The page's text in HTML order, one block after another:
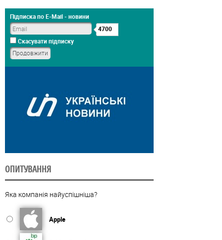
Підписка по E-Mail - новини
4700
Скасувати підписку
ОПИТУВАННЯ
Яка компанія найуспішніша?
Apple